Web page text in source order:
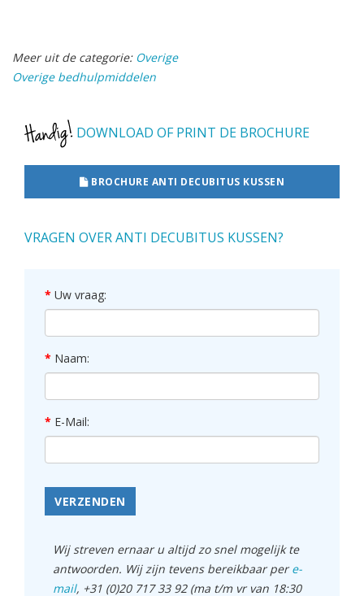
Meer uit de categorie: Overige
Overige bedhulpmiddelen
DOWNLOAD OF PRINT DE BROCHURE
BROCHURE ANTI DECUBITUS KUSSEN
VRAGEN OVER ANTI DECUBITUS KUSSEN?
Uw vraag:
Naam:
E-Mail:
VERZENDEN
Wij streven ernaar u altijd zo snel mogelijk te
antwoorden. Wij zijn tevens bereikbaar pere-
mail, +31 (0)20 717 33 92 (ma t/m vr van 18:30